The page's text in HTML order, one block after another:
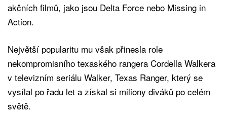
akčních filmů, jako jsou Delta Force nebo Missing in
Action.
Největší popularitu mu však přinesla role
nekompromisního texaského rangera Cordella Walkera
v televizním seriálu Walker, Texas Ranger, který se
vysílal po řadu let a získal si miliony diváků po celém
světě.